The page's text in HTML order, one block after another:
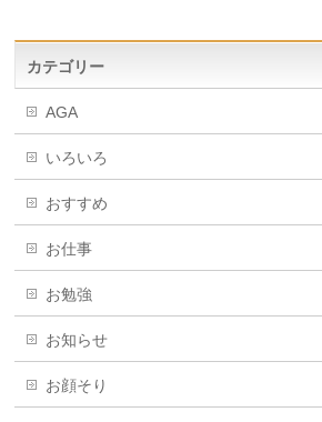
カテゴリー
AGA
いろいろ
おすすめ
お仕事
お勉強
お知らせ
お顔そり